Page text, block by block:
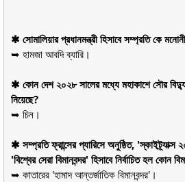
✱ সোমালিয়ার প্রধানমন্ত্রী হিসাবে সম্প্রতি কে
➥ হামজা আবদি ব্যারি।
✱ কোন দেশ ২০২৮ সালের মধ্যে মহাকাশে সৌর বিদ্যুৎ
নিয়েছে?
➥ চিন।
✱ সম্প্রতি ফ্রান্সের প্যারিসে অনুষ্ঠিত, 'স্কাইট্র্যাক্স
'বিশ্বের সেরা বিমানবন্দর' হিসাবে নির্বাচিত হল কোন
➥ কাতারের 'হামাদ আন্তর্জাতিক বিমানবন্দর'।